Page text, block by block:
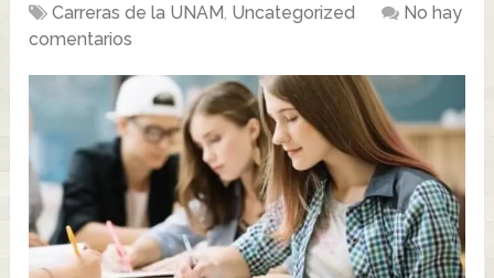
Carreras de la UNAM, Uncategorized
No hay
comentarios